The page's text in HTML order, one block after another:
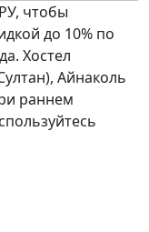
чтобы
до 10% по
Хостел
Айнаколь
раннем